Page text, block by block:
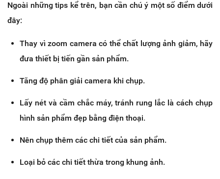
Ngoài những tips kể trên, bạn cần chú ý một số điểm dưới
đây:
Thay vì zoom camera có thể chất lượng ảnh giảm, hãy
đưa thiết bị tiến gần sản phẩm.
Tăng độ phân giải camera khi chụp.
Lấy nét và cầm chắc máy, tránh rung lắc là cách chụp
hình sản phẩm đẹp bằng điện thoại.
Nên chụp thêm các chi tiết của sản phẩm.
Loại bỏ các chi tiết thừa trong khung ảnh.